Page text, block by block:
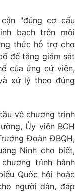
"đúng cơ cấu
bạch trên môi
thức hỗ trợ cho
để tăng giám sát
của ứng cử viên,
xử lý theo đúng
về chương trình
Ủy viên BCH
Đoàn ĐBQH,
Ninh cho biết,
trình hành
Quốc hội hoặc
người dân, đáp